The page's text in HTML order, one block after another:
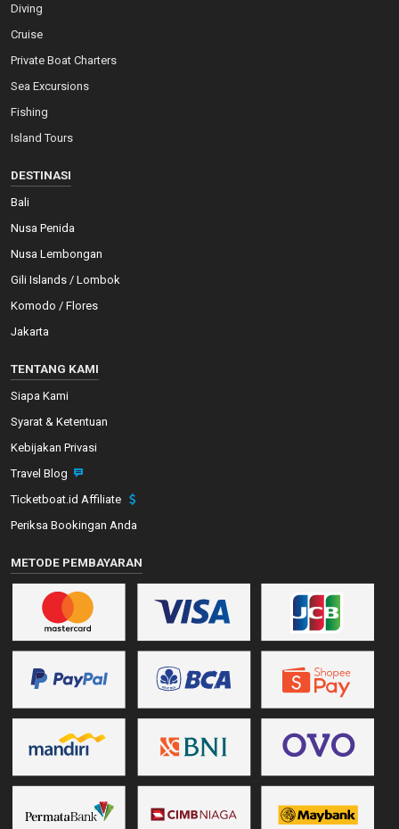
Diving
Cruise
Private Boat Charters
Sea Excursions
Fishing
Island Tours
DESTINASI
Bali
Nusa Penida
Nusa Lembongan
Gili Islands / Lombok
Komodo / Flores
Jakarta
TENTANG KAMI
Siapa Kami
Syarat & Ketentuan
Kebijakan Privasi
Travel Blog
Ticketboat.id Affiliate
Periksa Bookingan Anda
METODE PEMBAYARAN